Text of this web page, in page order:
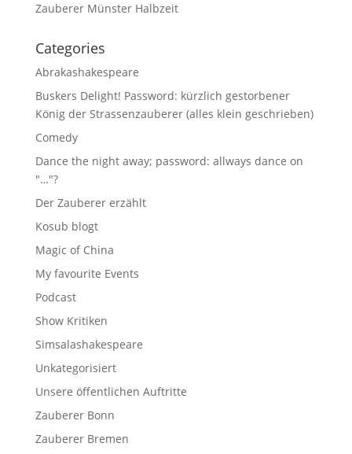
Zauberer Münster Halbzeit
Categories
Abrakashakespeare
Buskers Delight! Password: kürzlich gestorbener
König der Strassenzauberer (alles klein geschrieben)
Comedy
Dance the night away; password: allways dance on
"…"?
Der Zauberer erzählt
Kosub blogt
Magic of China
My favourite Events
Podcast
Show Kritiken
Simsalashakespeare
Unkategorisiert
Unsere öffentlichen Auftritte
Zauberer Bonn
Zauberer Bremen